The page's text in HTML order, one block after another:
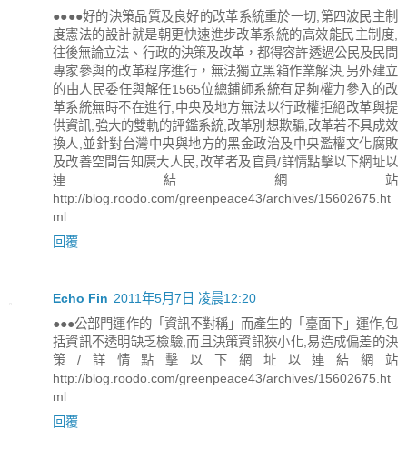
●●●●好的決策品質及良好的改革系統重於一切,第四波民主制
度憲法的設計就是朝更快速進步改革系統的高效能民主制度,
往後無論立法、行政的決策及改革，都得容許透過公民及民間
專家參與的改革程序進行，無法獨立黑箱作業解決,另外建立
的由人民委任與解任1565位總鋪師系統有足夠權力參入的改
革系統無時不在進行,中央及地方無法以行政權拒絕改革與提
供資訊,強大的雙軌的評鑑系統,改革別想欺騙,改革若不具成效
換人,並針對台灣中央與地方的黑金政治及中央濫權文化腐敗
及改善空間告知廣大人民,改革者及官員/詳情點擊以下網址以
連結網站
http://blog.roodo.com/greenpeace43/archives/15602675.ht
ml
回覆
Echo Fin 2011年5月7日 凌晨12:20
●●●公部門運作的「資訊不對稱」而產生的「臺面下」運作,包
括資訊不透明缺乏檢驗,而且決策資訊狹小化,易造成偏差的決
策/詳情點擊以下網址以連結網站
http://blog.roodo.com/greenpeace43/archives/15602675.ht
ml
回覆